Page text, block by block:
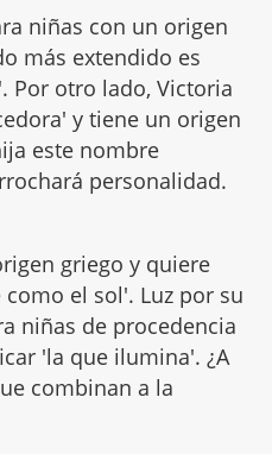
niñas con un origen
más extendido es
Por otro lado, Victoria
y tiene un origen
este nombre
personalidad.
griego y quiere
el sol'. Luz por su
niñas de procedencia
'la que ilumina'. ¿A
combinan a la